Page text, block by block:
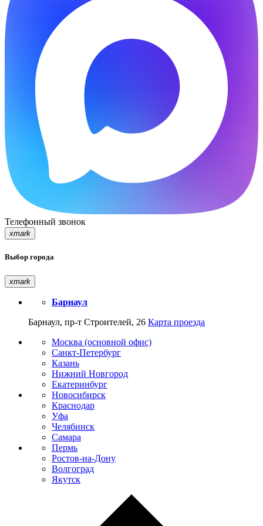
Телефонный звонок
xmark
Выбор города
xmark
Барнаул
Барнаул, пр-т Строителей, 26 Карта проезда
Москва (основной офис)
Санкт-Петербург
Казань
Нижний Новгород
Екатеринбург
Новосибирск
Краснодар
Уфа
Челябинск
Самара
Пермь
Ростов-на-Дону
Волгоград
Якутск